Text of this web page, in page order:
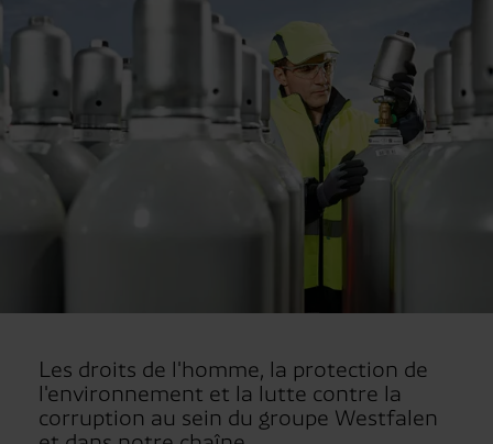
Les droits de l'homme, la protection de
l'environnement et la lutte contre la
corruption au sein du groupe Westfalen